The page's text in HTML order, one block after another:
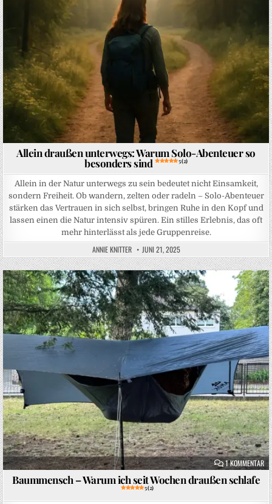
Allein draußen unterwegs: Warum Solo-Abenteuer so
besonders sind 5 (2)
Allein in der Natur unterwegs zu sein bedeutet nicht Einsamkeit,
sondern Freiheit. Ob wandern, zelten oder radeln – Solo-Abenteuer
stärken das Vertrauen in sich selbst, bringen Ruhe in den Kopf und
lassen einen die Natur intensiv spüren. Ein stilles Erlebnis, das oft
mehr hinterlässt als jede Gruppenreise.
ANNIE KNITTER JUNI 21, 2025
1 KOMMENTAR
Posted in
Baummensch – Warum ich seit Wochen draußen schlafe
5 (2)